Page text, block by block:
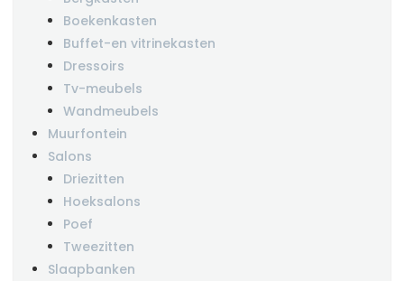
Boekenkasten
Buffet-en vitrinekasten
Dressoirs
Tv-meubels
Wandmeubels
Muurfontein
Salons
Driezitten
Hoeksalons
Poef
Tweezitten
Slaapbanken